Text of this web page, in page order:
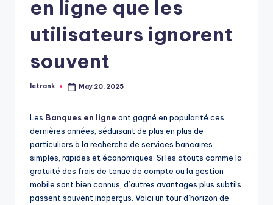
en ligne que les
utilisateurs ignorent
souvent
Posted
letrank May 20, 2025
Les Banques en ligne ont gagné en popularité ces
dernières années, séduisant de plus en plus de
particuliers à la recherche de services bancaires
simples, rapides et économiques. Si les atouts comme la
gratuité des frais de tenue de compte ou la gestion
mobile sont bien connus, d’autres avantages plus subtils
passent souvent inaperçus. Voici un tour d’horizon de